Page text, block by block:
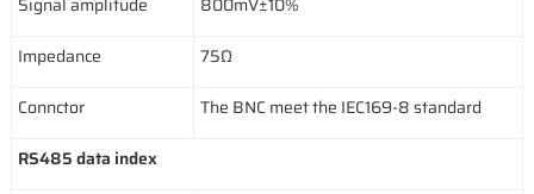
Impedance
75Ω
Connctor
The BNC meet the IEC169-8 standard
RS485 data index